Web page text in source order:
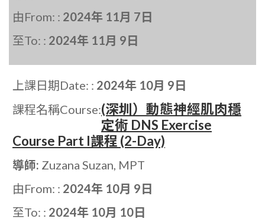
由From: : 2024年 11月 7日
至To: : 2024年 11月 9日
上課日期Date: : 2024年 10月 9日
課程名稱Course:(深圳）動態神經肌肉穩
定術 DNS Exercise
Course Part I課程 (2-Day)
導師: Zuzana Suzan, MPT
由From: : 2024年 10月 9日
至To: : 2024年 10月 10日